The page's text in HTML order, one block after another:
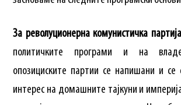
За револуционерна комунистичка
политичките програми и на
опозициските партии се напишани и се
интерес на домашните тајкуни и